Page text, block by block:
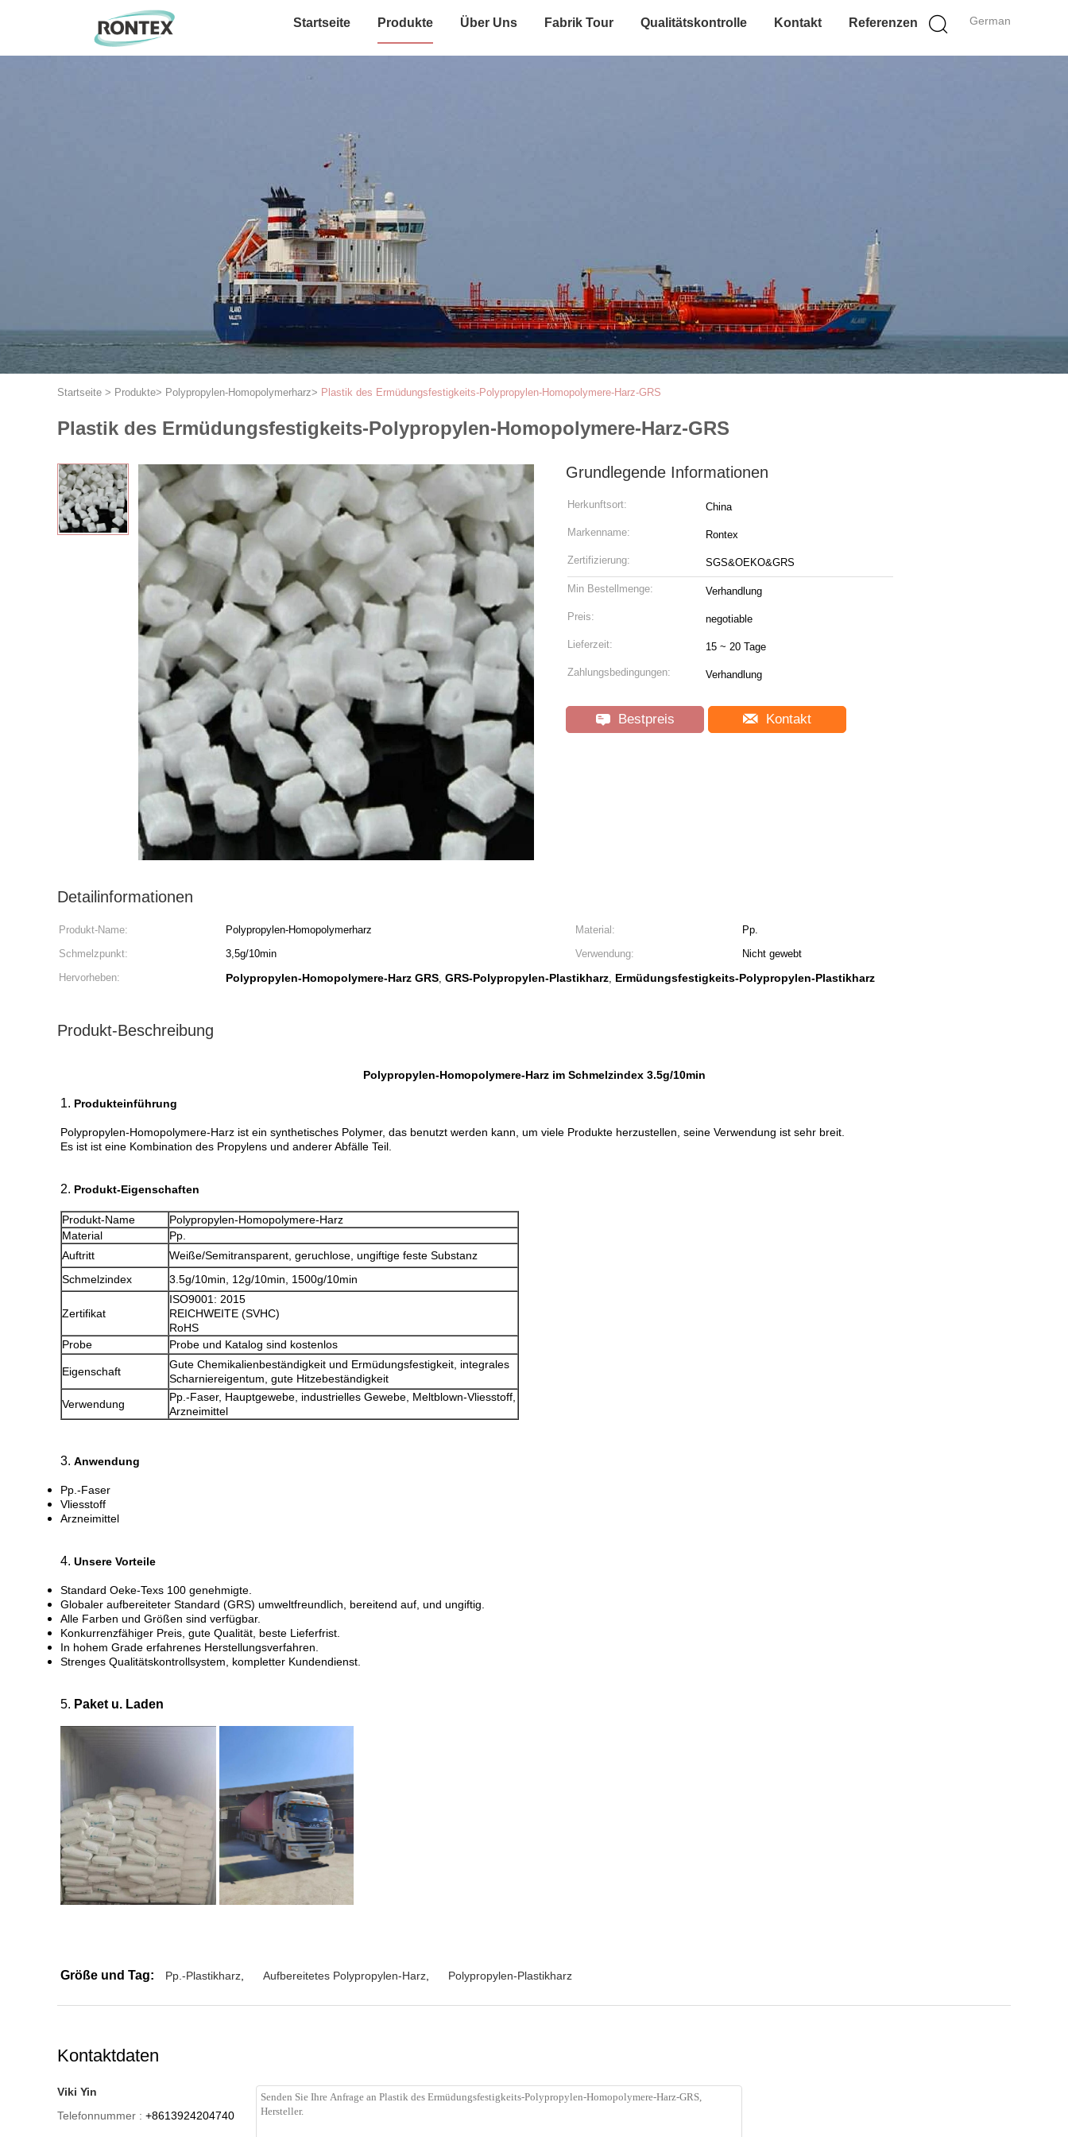
German
Startseite Produkte Über Uns Fabrik Tour Qualitätskontrolle Kontakt Referenzen
Startseite > Produkte> Polypropylen-Homopolymerharz> Plastik des Ermüdungsfestigkeits-Polypropylen-Homopolymere-Harz-GRS
Plastik des Ermüdungsfestigkeits-Polypropylen-Homopolymere-Harz-GRS
Grundlegende Informationen
Herkunftsort: China
Markenname: Rontex
Zertifizierung: SGS&OEKO&GRS
Min Bestellmenge: Verhandlung
Preis: negotiable
Lieferzeit: 15 ~ 20 Tage
Zahlungsbedingungen: Verhandlung
Bestpreis Kontakt
Detailinformationen
Produkt-Name: Polypropylen-Homopolymerharz Material:
Pp.
Schmelzpunkt:
3,5g/10min Verwendung:
Nicht gewebt
Hervorheben:
Polypropylen-Homopolymere-Harz GRS, GRS-Polypropylen-Plastikharz, Ermüdungsfestigkeits-Polypropylen-Plastikharz
Produkt-Beschreibung
Polypropylen-Homopolymere-Harz im Schmelzindex 3.5g/10min
1. Produkteinführung
Polypropylen-Homopolymere-Harz ist ein synthetisches Polymer, das benutzt werden kann, um viele Produkte herzustellen, seine Verwendung ist sehr breit.
Es ist ist eine Kombination des Propylens und anderer Abfälle Teil.
2. Produkt-Eigenschaften
Produkt-Name
Polypropylen-Homopolymere-Harz
Material
Pp.
Auftritt
Weiße/Semitransparent, geruchlose, ungiftige feste Substanz
Schmelzindex
3.5g/10min, 12g/10min, 1500g/10min
Zertifikat
ISO9001: 2015
REICHWEITE (SVHC)
RoHS
Probe
Probe und Katalog sind kostenlos
Eigenschaft
Gute Chemikalienbeständigkeit und Ermüdungsfestigkeit, integrales
Scharniereigentum, gute Hitzebeständigkeit
Verwendung
Pp.-Faser, Hauptgewebe, industrielles Gewebe, Meltblown-Vliesstoff,
Arzneimittel
3. Anwendung
Pp.-Faser
Vliesstoff
Arzneimittel
4. Unsere Vorteile
Standard Oeke-Texs 100 genehmigte.
Globaler aufbereiteter Standard (GRS) umweltfreundlich, bereitend auf, und ungiftig.
Alle Farben und Größen sind verfügbar.
Konkurrenzfähiger Preis, gute Qualität, beste Lieferfrist.
In hohem Grade erfahrenes Herstellungsverfahren.
Strenges Qualitätskontrollsystem, kompletter Kundendienst.
5. Paket u. Laden
Größe und Tag: Pp.-Plastikharz Aufbereitetes Polypropylen-Harz Polypropylen-Plastikharz
Kontaktdaten
Viki Yin
Telefonnummer : +8613924204740